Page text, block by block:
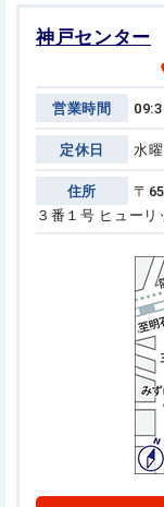
神戸センター
営業時間
定休日 水
住所
〒
３番１号 ヒューリ